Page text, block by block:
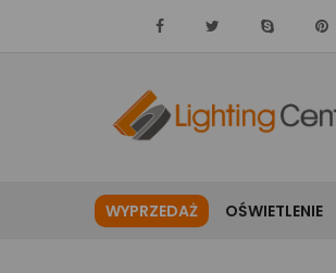
WYPRZEDAŻ OŚWIETLENIE